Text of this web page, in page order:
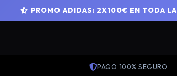
PROMO ADIDAS: 2X100€ EN TODA
PAGO 100% SEGURO